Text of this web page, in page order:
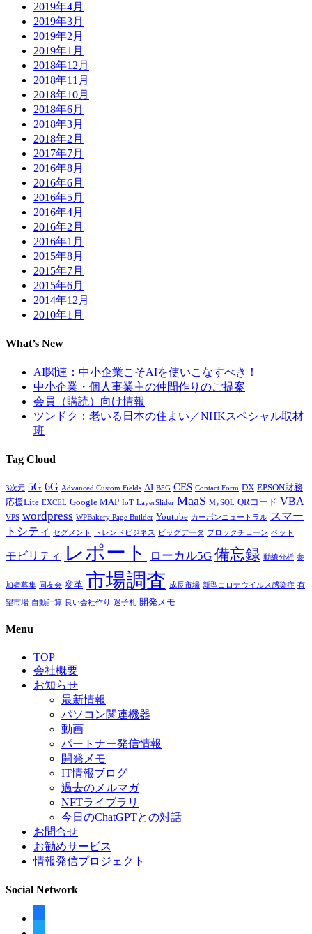
2019年4月
2019年3月
2019年2月
2019年1月
2018年12月
2018年11月
2018年10月
2018年6月
2018年3月
2018年2月
2017年7月
2016年8月
2016年6月
2016年5月
2016年4月
2016年2月
2016年1月
2015年8月
2015年7月
2015年6月
2014年12月
2010年1月
What’s New
AI関連：中小企業こそAIを使いこなすべき！
中小企業・個人事業主の仲間作りのご提案
会員（購読）向け情報
ツンドク：老いる日本の住まい／NHKスペシャル取材
班
Tag Cloud
3次元 5G 6G Advanced Custom Fields AI B5G CES Contact Form DX EPSON財務
応援Lite EXCEL Google MAP IoT LayerSlider MaaS MySQL QRコード VBA
VPS wordpress WPBakery Page Builder Youtube カーボンニュートラル スマー
トシティ
セグメント トレンドビジネス ビッグデータ ブロックチェーン ペット
モビリティ レポート ローカル5G 備忘録 動線分析 参
加者募集 同友会 変革 市場調査 成長市場 新型コロナウイルス感染症 有
望市場 自動計算 良い会社作り 迷子札 開発メモ
Menu
TOP
会社概要
お知らせ
最新情報
パソコン関連機器
動画
パートナー発信情報
開発メモ
IT情報ブログ
過去のメルマガ
NFTライブラリ
今日のChatGPTとの対話
お問合せ
お勧めサービス
情報発信プロジェクト
Social Network